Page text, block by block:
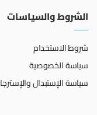
الشروط والسياسات
شروط الاستخدام
سياسة الخصوصية
سياسة الإستبدال